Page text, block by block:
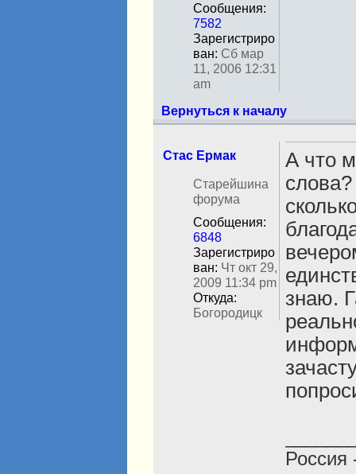
Сообщения:
7582
Зарегистриро
ван: Сб мар
11, 2006 12:31
am
Вернуться к началу
Стас Ермак
Старейшина
форума
Сообщения:
6848
Зарегистриро
ван: Чт окт 29,
2009 11:34 pm
Откуда:
Богородицк
А что
знаю.
Россия